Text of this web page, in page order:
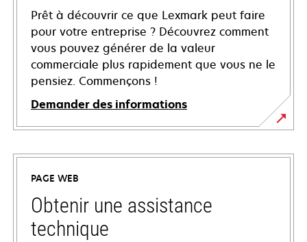
Prêt à découvrir ce que Lexmark peut faire
pour votre entreprise ? Découvrez comment
vous pouvez générer de la valeur
commerciale plus rapidement que vous ne le
pensiez. Commençons !
Demander des informations
PAGE WEB
Obtenir une assistance
technique